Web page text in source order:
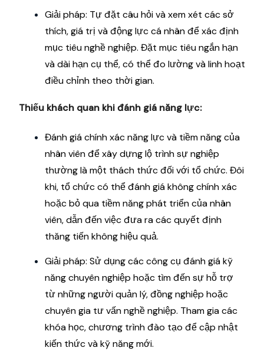
Giải pháp: Tự đặt câu hỏi và xem xét các sở
thích, giá trị và động lực cá nhân để xác định
mục tiêu nghề nghiệp. Đặt mục tiêu ngắn hạn
và dài hạn cụ thể, có thể đo lường và linh hoạt
điều chỉnh theo thời gian.
Thiếu khách quan khi đánh giá năng lực:
Đánh giá chính xác năng lực và tiềm năng của
nhân viên để xây dựng lộ trình sự nghiệp
thường là một thách thức đối với tổ chức. Đôi
khi, tổ chức có thể đánh giá không chính xác
hoặc bỏ qua tiềm năng phát triển của nhân
viên, dẫn đến việc đưa ra các quyết định
thăng tiến không hiệu quả.
Giải pháp: Sử dụng các công cụ đánh giá kỹ
năng chuyên nghiệp hoặc tìm đến sự hỗ trợ
từ những người quản lý, đồng nghiệp hoặc
chuyên gia tư vấn nghề nghiệp. Tham gia các
khóa học, chương trình đào tạo để cập nhật
kiến thức và kỹ năng mới.